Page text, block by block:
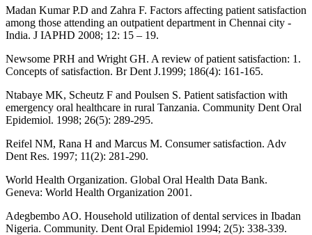
Madan Kumar P.D and Zahra F. Factors affecting patient satisfaction
among those attending an outpatient department in Chennai city -
India. J IAPHD 2008; 12: 15 – 19.
Newsome PRH and Wright GH. A review of patient satisfaction: 1.
Concepts of satisfaction. Br Dent J.1999; 186(4): 161-165.
Ntabaye MK, Scheutz F and Poulsen S. Patient satisfaction with
emergency oral healthcare in rural Tanzania. Community Dent Oral
Epidemiol. 1998; 26(5): 289-295.
Reifel NM, Rana H and Marcus M. Consumer satisfaction. Adv
Dent Res. 1997; 11(2): 281-290.
World Health Organization. Global Oral Health Data Bank.
Geneva: World Health Organization 2001.
Adegbembo AO. Household utilization of dental services in Ibadan
Nigeria. Community. Dent Oral Epidemiol 1994; 2(5): 338-339.